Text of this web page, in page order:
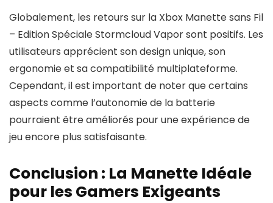
Globalement, les retours sur la Xbox Manette sans Fil
– Edition Spéciale Stormcloud Vapor sont positifs. Les
utilisateurs apprécient son design unique, son
ergonomie et sa compatibilité multiplateforme.
Cependant, il est important de noter que certains
aspects comme l’autonomie de la batterie
pourraient être améliorés pour une expérience de
jeu encore plus satisfaisante.
Conclusion : La Manette Idéale
pour les Gamers Exigeants